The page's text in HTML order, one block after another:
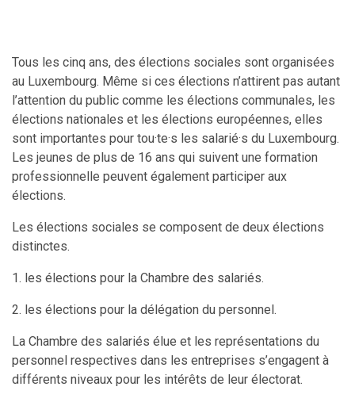
Tous les cinq ans, des élections sociales sont organisées
au Luxembourg. Même si ces élections n’attirent pas autant
l’attention du public comme les élections communales, les
élections nationales et les élections européennes, elles
sont importantes pour tou·te·s les salarié·s du Luxembourg.
Les jeunes de plus de 16 ans qui suivent une formation
professionnelle peuvent également participer aux
élections.
Les élections sociales se composent de deux élections
distinctes.
1. les élections pour la Chambre des salariés.
2. les élections pour la délégation du personnel.
La Chambre des salariés élue et les représentations du
personnel respectives dans les entreprises s’engagent à
différents niveaux pour les intérêts de leur électorat.